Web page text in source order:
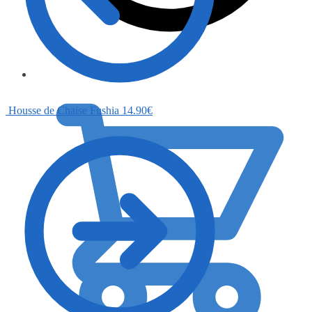
Housse de Chaise Fushia 14.90€